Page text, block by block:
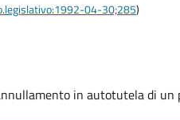
04-30;285)
in autotutela di